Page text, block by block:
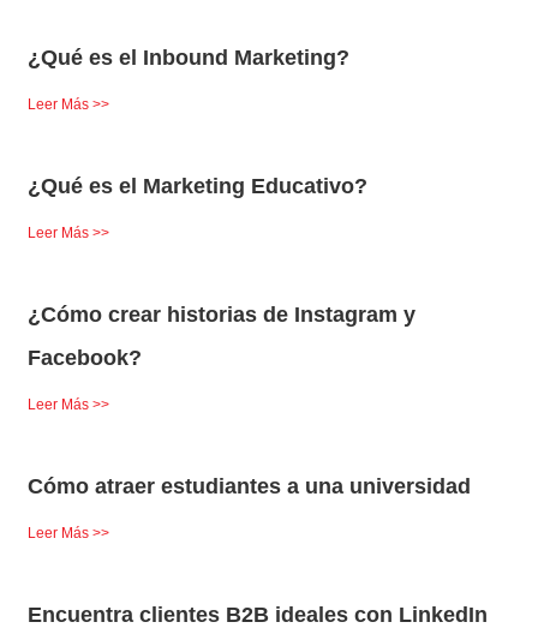
¿Qué es el Inbound Marketing?
Leer Más >>
¿Qué es el Marketing Educativo?
Leer Más >>
¿Cómo crear historias de Instagram y
Facebook?
Leer Más >>
Cómo atraer estudiantes a una universidad
Leer Más >>
Encuentra clientes B2B ideales con LinkedIn